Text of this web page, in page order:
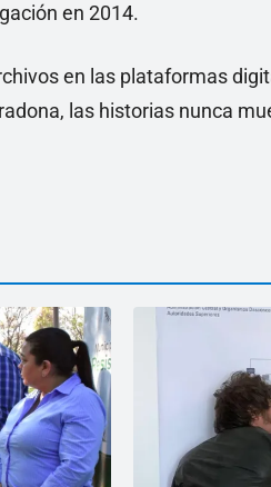
en 2014.
en las plataformas
las historias nunca